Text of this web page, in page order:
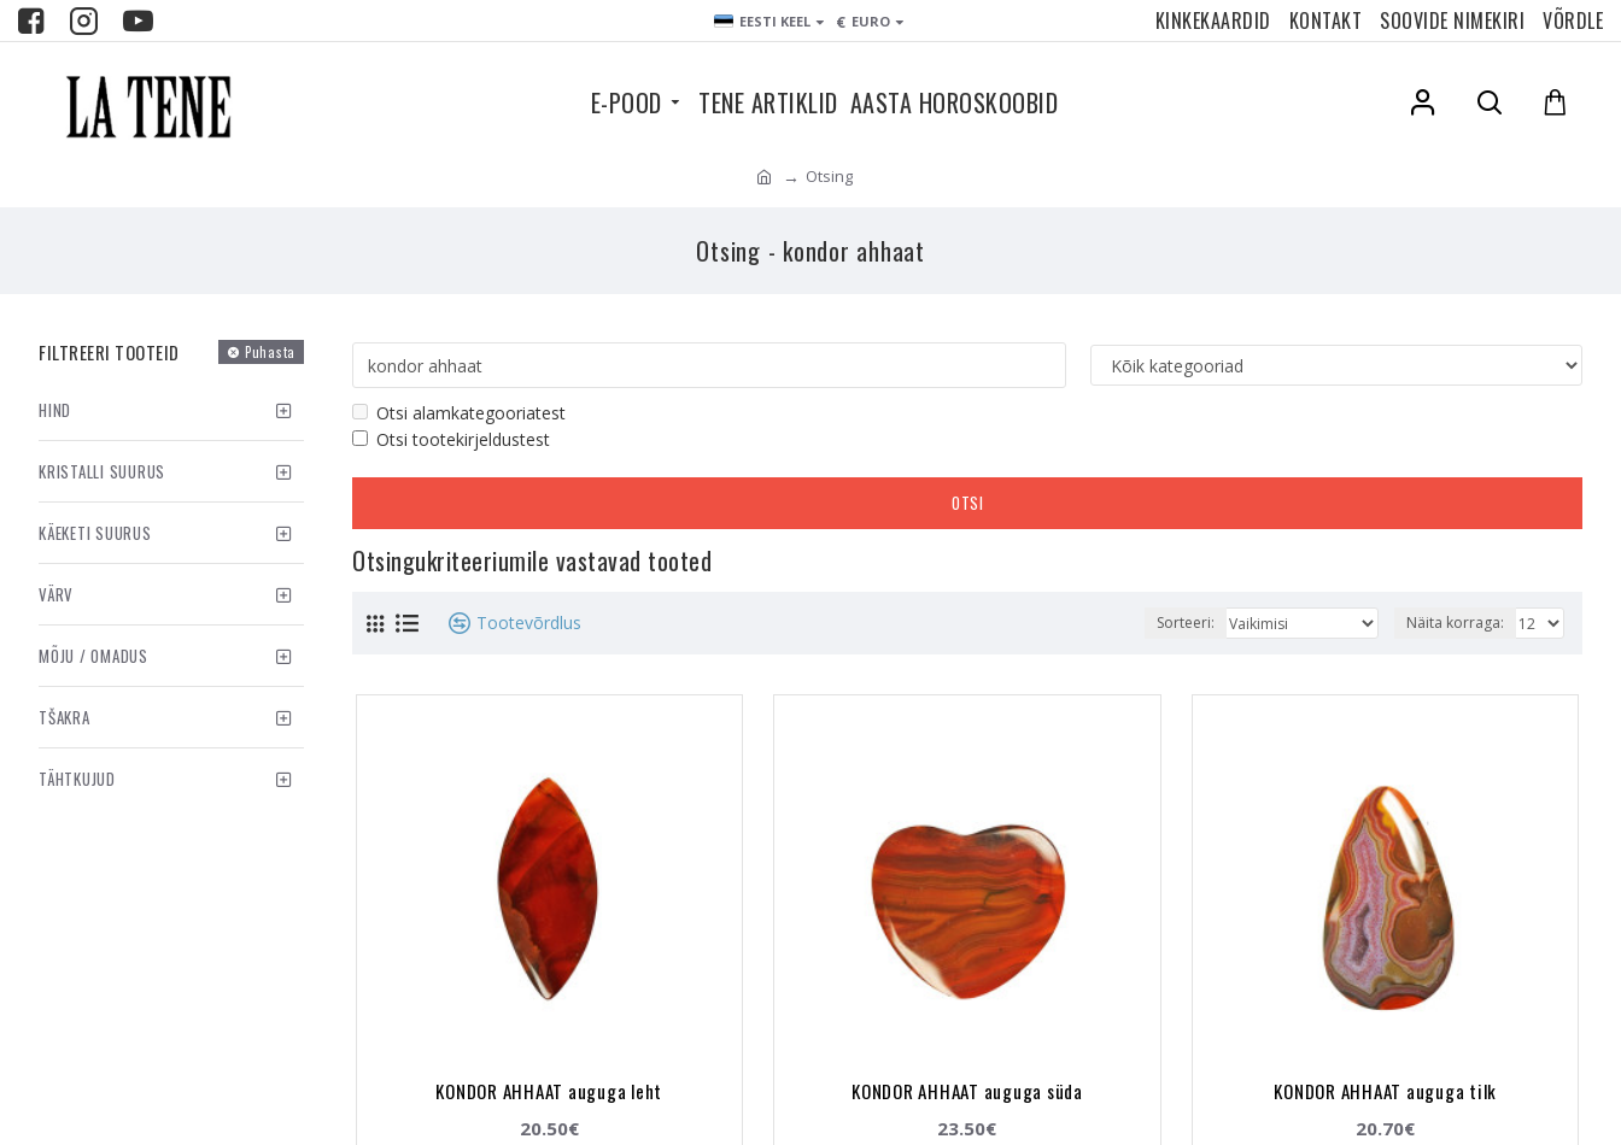
EESTI KEEL € EURO KINKEKAARDID KONTAKT SOOVIDE NIMEKIRI VÕRDLE
E-POOD TENE ARTIKLID AASTA HOROSKOOBID
Otsing
Otsing - kondor ahhaat
FILTREERI TOOTEID Puhasta
HIND
KÄEKETI SUURUS
KRISTALLI SUURUS
VÄRV
MÕJU / OMADUS
TÄHTKUJUD
TŠAKRA
Otsi alamkategooriatest
Otsi tootekirjeldustest
OTSI
Otsingukriteeriumile vastavad tooted
Tootevõrdlus Sorteeri: Näita korraga:
KONDOR AHHAAT auguga leht
20.50€
KONDOR AHHAAT auguga süda
23.50€
KONDOR AHHAAT auguga tilk
20.70€